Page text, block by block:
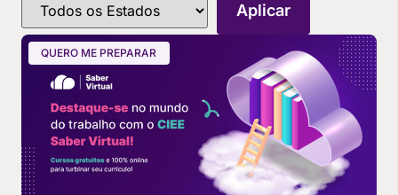
QUERO ME PREPARAR